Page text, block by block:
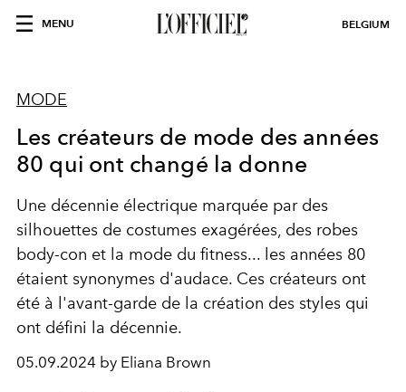
MENU BELGIUM
MODE
Les créateurs de mode des années
80 qui ont changé la donne
Une décennie électrique marquée par des
silhouettes de costumes exagérées, des robes
body-con et la mode du fitness... les années 80
étaient synonymes d'audace. Ces créateurs ont
été à l'avant-garde de la création des styles qui
ont défini la décennie.
05.09.2024 by Eliana Brown